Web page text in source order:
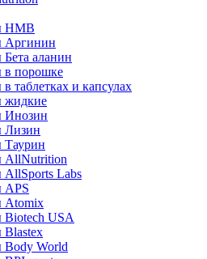
HMB
Аргинин
аланин
в порошке
таблетках и капсулах
жидкие
Инозин
Лизин
Таурин
AllNutrition
Labs
APS
Atomix
USA
World